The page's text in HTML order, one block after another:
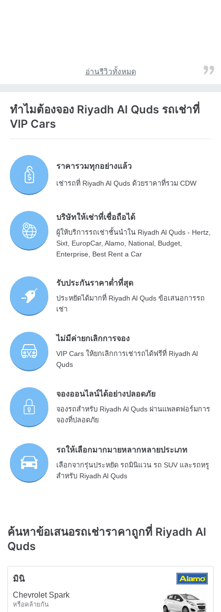
อ่านรีวิวทั้งหมด
ทำไมต้องจอง Riyadh Al Quds รถเช่าที่
VIP Cars
ราคารวมทุกอย่างแล้ว
เช่ารถที่ Riyadh Al Quds ด้วยราคาที่รวม CDW
บริษัทให้เช่าที่เชื่อถือได้
ผู้ให้บริการรถเช่าชั้นนำใน Riyadh Al Quds - Hertz,
Sixt, EuropCar, Alamo, National, Budget,
Enterprise, Best Rent a Car
รับประกันราคาต่ำที่สุด
ประหยัดได้มากที่ Riyadh Al Quds ข้อเสนอการรถ
เช่า
ไม่มีค่ายกเลิกการจอง
VIP Cars ให้ยกเลิกการเช่ารถได้ฟรีที่ Riyadh Al
Quds
จองออนไลน์ได้อย่างปลอดภัย
จองรถสำหรับ Riyadh Al Quds ผ่านแพลตฟอร์มการ
จองที่ปลอดภัย
รถให้เลือกมากมายหลากหลายประเภท
เลือกจากรุ่นประหยัด รถมินิแวน รถ SUV และรถหรู
สำหรับ Riyadh Al Quds
ค้นหาข้อเสนอรถเช่าราคาถูกที่ Riyadh Al
Quds
มินิ
Chevrolet Spark
หรือคล้ายกัน